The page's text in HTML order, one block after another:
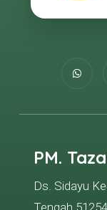
PM.
Ds. Sidayu
Tengah